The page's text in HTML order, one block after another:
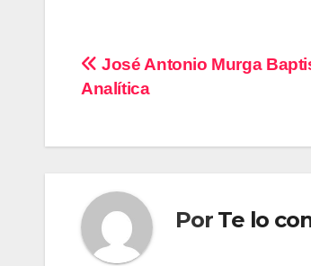
Navegación
entradas
José Antonio Murga
Analítica
Por Te lo